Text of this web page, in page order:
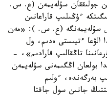
جولىققان سۇلەيمەن (ع. س.
ءۇڭىلىپ قاراعانىن
سۇلەيمەنگە (ع. س. ): «مەن
ءتيىستى ەدىم، ول
تاڭقالىپ قارادىم»، -
بولعان اڭگىمەنى سۇلەيمەن
بەرگەندە، ءولىم
جانىن سول جاقتا